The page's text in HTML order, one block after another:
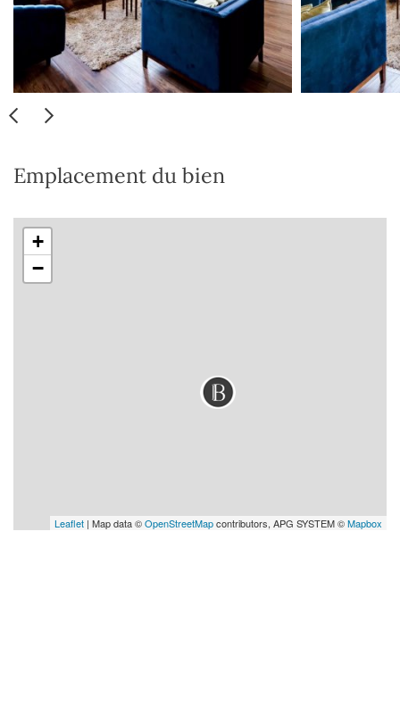
Emplacement du bien
+
−
Leaflet | Map data ©OpenStreetMapcontributors, APG SYSTEM ©Mapbox